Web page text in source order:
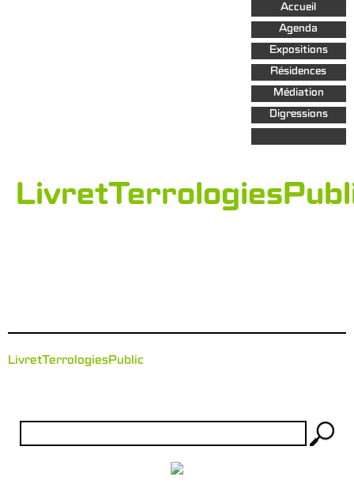
Aller au
contenu
principal
Accueil
Agenda
Expositions
Résidences
Médiation
Digressions
LivretTerrologiesPublic